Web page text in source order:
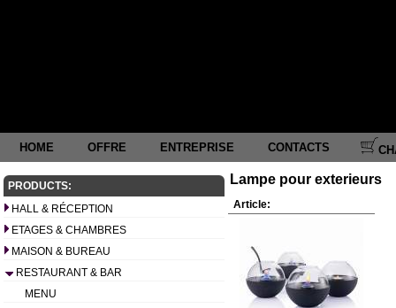
HOME OFFRE ENTREPRISE CONTACTS
PRODUCTS:
HALL & RÉCEPTION
ETAGES & CHAMBRES
MAISON & BUREAU
RESTAURANT & BAR
MENU
Lampe pour exterieurs
Article: